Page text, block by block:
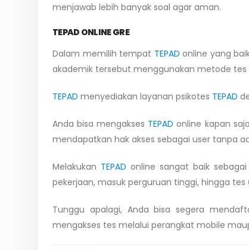
menjawab lebih banyak soal agar aman.
TEPAD ONLINE GRE
Dalam memilih tempat TEPAD online yang
akademik tersebut menggunakan metode tes
TEPAD menyediakan layanan psikotes TEPAD
Anda bisa mengakses TEPAD online kapan
mendapatkan hak akses sebagai user tanpa
Melakukan TEPAD online sangat baik
pekerjaan, masuk perguruan tinggi, hingga tes
Tunggu apalagi, Anda bisa segera
mengakses tes melalui perangkat mobile